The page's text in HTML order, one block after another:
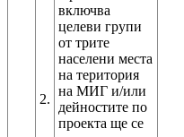
2.
включва
целеви групи
от трите
населени места
на територия
на МИГ и/или
дейностите по
проекта ще се